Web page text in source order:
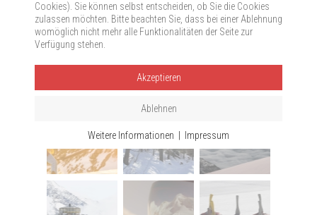
Cookies). Sie können selbst entscheiden, ob Sie die Cookies
zulassen möchten. Bitte beachten Sie, dass bei einer Ablehnung
womöglich nicht mehr alle Funktionalitäten der Seite zur
Verfügung stehen.
Akzeptieren
Ablehnen
Weitere Informationen Impressum